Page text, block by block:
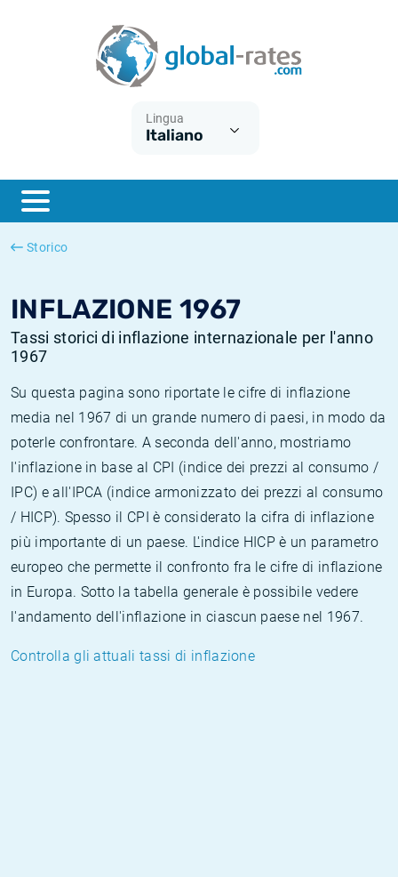
Lingua
Italiano
Storico
INFLAZIONE 1967
Tassi storici di inflazione internazionale per l'anno
1967
Su questa pagina sono riportate le cifre di inflazione
media nel 1967 di un grande numero di paesi, in modo da
poterle confrontare. A seconda dell'anno, mostriamo
l'inflazione in base al CPI (indice dei prezzi al consumo /
IPC) e all'IPCA (indice armonizzato dei prezzi al consumo
/ HICP). Spesso il CPI è considerato la cifra di inflazione
più importante di un paese. L'indice HICP è un parametro
europeo che permette il confronto fra le cifre di inflazione
in Europa. Sotto la tabella generale è possibile vedere
l'andamento dell'inflazione in ciascun paese nel 1967.
Controlla gli attuali tassi di inflazione
ESTER
SONIA
Cos'è l'inflazione CPI?
Cos'è l'inflazione HICP?
Inflazione Italia
Inflazione Stati Uniti
Tassi storici Euribor
Tassi storici di SONIA
Tassi storici di TONAR
Calcolatore dell’inflazione